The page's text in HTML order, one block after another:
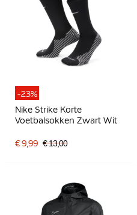
-23%
Nike Strike Korte
Voetbalsokken Zwart Wit
€ 9,99 € 13,00